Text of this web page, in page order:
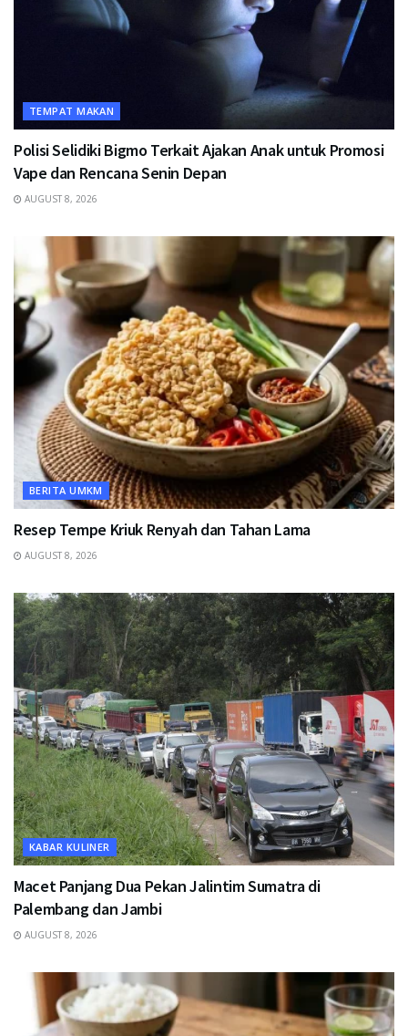
TEMPAT MAKAN
Polisi Selidiki Bigmo Terkait Ajakan Anak untuk Promosi
Vape dan Rencana Senin Depan
AUGUST 8, 2026
BERITA UMKM
Resep Tempe Kriuk Renyah dan Tahan Lama
AUGUST 8, 2026
KABAR KULINER
Macet Panjang Dua Pekan Jalintim Sumatra di
Palembang dan Jambi
AUGUST 8, 2026